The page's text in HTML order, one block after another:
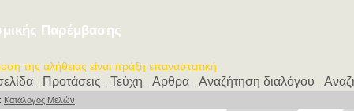
Παρέμβασης
της αλήθειας είναι πράξη επαναστατική
Προτάσεις Τεύχη Αρθρα Αναζήτηση διαλόγου
Κατάλογος Μελών